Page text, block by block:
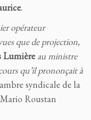
.
opérateur
que de projection,
Lumière au ministre
qu’il prononçait à
syndicale de la
Mario Roustan